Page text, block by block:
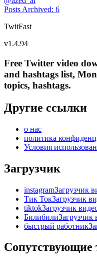
Posts Archived: 6
TwitFast
v1.4.94
Free Twitter video
and hashtags list,
topics, hashtags.
Другие ссылки
о нас
политика
Условия
Загрузчик
instagramЗагрузчик
Тик ТокЗагрузчик
tiktokЗагрузчик
БилибилиЗагрузчик
быстрый
Сопутствующие